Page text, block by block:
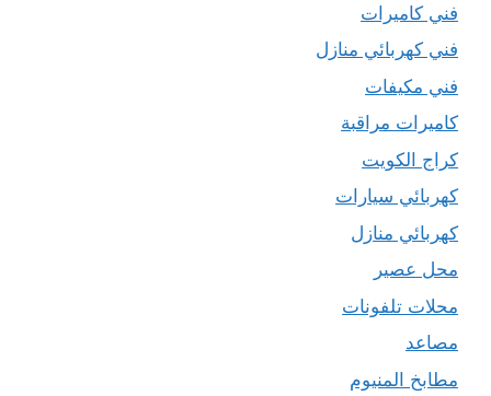
فني كاميرات
فني كهربائي منازل
فني مكيفات
كاميرات مراقبة
كراج الكويت
كهربائي سيارات
كهربائي منازل
محل عصير
محلات تلفونات
مصاعد
مطابخ المنيوم